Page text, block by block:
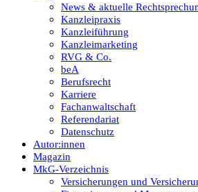
News & aktuelle
Kanzleipraxis
Kanzleiführung
Kanzleimarketing
RVG & Co.
beA
Berufsrecht
Karriere
Fachanwaltschaft
Referendariat
Datenschutz
Autor:innen
Magazin
MkG-Verzeichnis
Versicherungen und